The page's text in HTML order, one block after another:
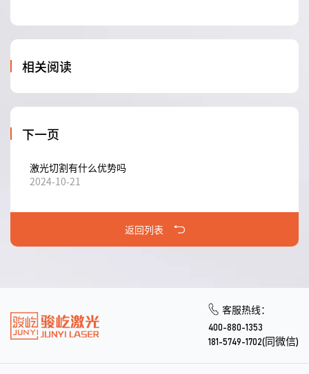
相关阅读
下一页
激光切割有什么优势吗
2024-10-21
返回列表
客服热线：
400-880-1353
181-5749-1702(同微信)